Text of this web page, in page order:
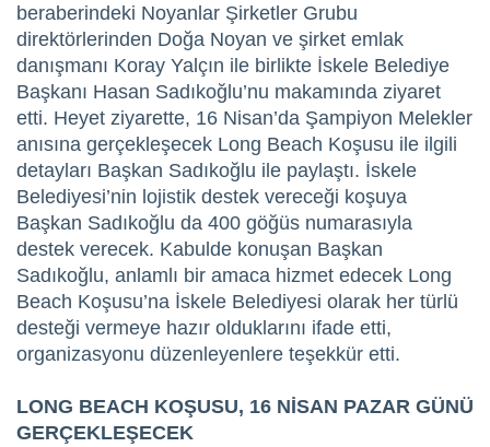
beraberindeki Noyanlar Şirketler Grubu
direktörlerinden Doğa Noyan ve şirket emlak
danışmanı Koray Yalçın ile birlikte İskele Belediye
Başkanı Hasan Sadıkoğlu’nu makamında ziyaret
etti. Heyet ziyarette, 16 Nisan’da Şampiyon Melekler
anısına gerçekleşecek Long Beach Koşusu ile ilgili
detayları Başkan Sadıkoğlu ile paylaştı. İskele
Belediyesi’nin lojistik destek vereceği koşuya
Başkan Sadıkoğlu da 400 göğüs numarasıyla
destek verecek. Kabulde konuşan Başkan
Sadıkoğlu, anlamlı bir amaca hizmet edecek Long
Beach Koşusu’na İskele Belediyesi olarak her türlü
desteği vermeye hazır olduklarını ifade etti,
organizasyonu düzenleyenlere teşekkür etti.
LONG BEACH KOŞUSU, 16 NİSAN PAZAR GÜNÜ
GERÇEKLEŞECEK